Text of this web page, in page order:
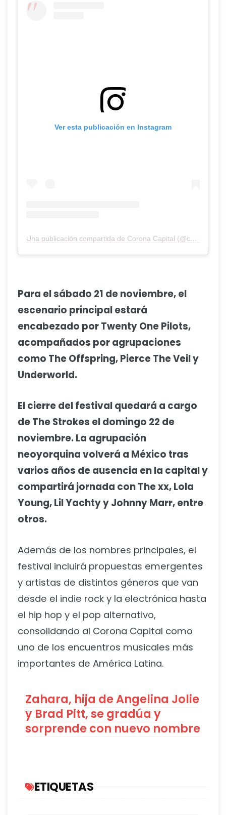
Ver esta publicación en Instagram
Una publicación compartida de Corona Capital (@coronacapital)
Para el sábado 21 de noviembre, el
escenario principal estará
encabezado por Twenty One Pilots,
acompañados por agrupaciones
como The Offspring, Pierce The Veil y
Underworld.
El cierre del festival quedará a cargo
de The Strokes el domingo 22 de
noviembre. La agrupación
neoyorquina volverá a México tras
varios años de ausencia en la capital y
compartirá jornada con The xx, Lola
Young, Lil Yachty y Johnny Marr, entre
otros.
Además de los nombres principales, el
festival incluirá propuestas emergentes
y artistas de distintos géneros que van
desde el indie rock y la electrónica hasta
el hip hop y el pop alternativo,
consolidando al Corona Capital como
uno de los encuentros musicales más
importantes de América Latina.
Zahara, hija de Angelina Jolie
y Brad Pitt, se gradúa y
sorprende con nuevo nombre
ETIQUETAS